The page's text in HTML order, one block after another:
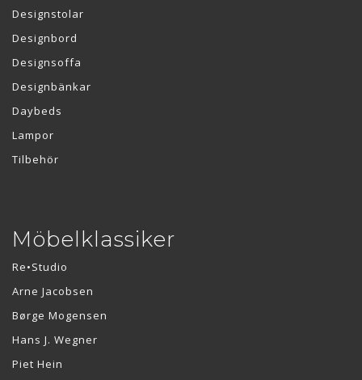
Designstolar
Designbord
Designsoffa
Designbänkar
Daybeds
Lampor
Tilbehör
Möbelklassiker
Re•Studio
Arne Jacobsen
Børge Mogensen
Hans J. Wegner
Piet Hein